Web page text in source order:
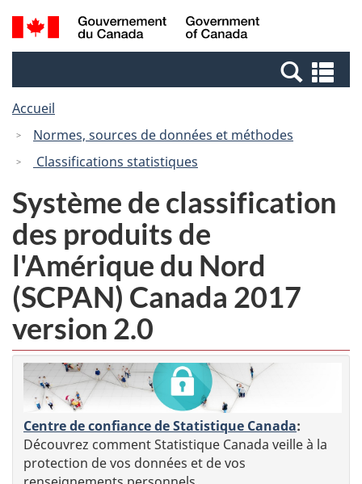
Passer
au
Passer
à
Canada
Recherche
et
et
Accueil
Normes, sources de données et méthodes
Classifications statistiques
Système de classification
des produits de
l'Amérique du Nord
(SCPAN) Canada 2017
version 2.0
Centre de confiance de Statistique Canada:
Découvrez comment Statistique Canada veille à la
protection de vos données et de vos